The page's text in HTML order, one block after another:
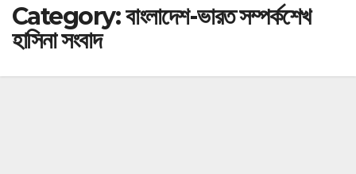
Category:বাংলাদেশ-ভারত সম্পর্কশেখ
হাসিনা সংবাদ